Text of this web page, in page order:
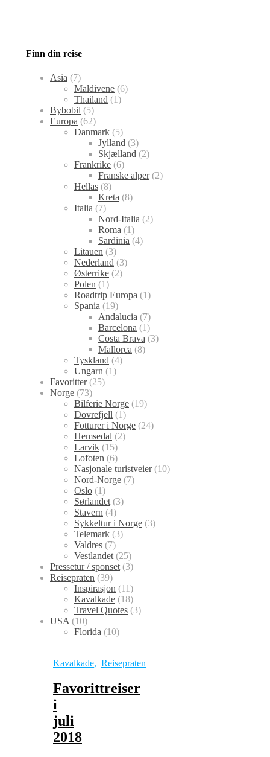
Finn din reise
Asia (7)
Maldivene (6)
Thailand (1)
Bybobil (5)
Europa (62)
Danmark (5)
Jylland (3)
Skjælland (2)
Frankrike (6)
Franske alper(2)
Hellas (8)
Kreta (8)
Italia (7)
Nord-Italia (2)
Roma (1)
Sardinia (4)
Litauen (3)
Nederland (3)
Østerrike (2)
Polen (1)
Roadtrip Europa (1)
Spania (19)
Andalucia (7)
Barcelona (1)
Costa Brava (3)
Mallorca (8)
Tyskland (4)
Ungarn (1)
Favoritter(25)
Norge (73)
Bilferie Norge (19)
Dovrefjell (1)
Fotturer i Norge (24)
Hemsedal (2)
Larvik (15)
Lofoten (6)
Nasjonale turistveier(10)
Nord-Norge (7)
Oslo (1)
Sørlandet (3)
Stavern (4)
Sykkeltur i Norge (3)
Telemark (3)
Valdres (7)
Vestlandet (25)
Pressetur / sponset (3)
Reisepraten (39)
Inspirasjon (11)
Kavalkade (18)
Travel Quotes (3)
USA (10)
Florida (10)
Kavalkade, Reisepraten
Favorittreiser
i
juli
2018